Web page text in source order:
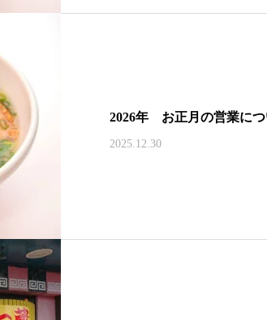
2026年 お正月の営業に
2025.12.30